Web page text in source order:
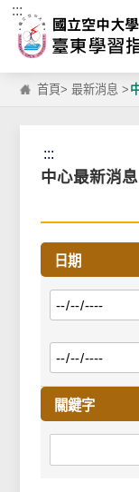
跳到主要內容區塊
:::
首頁>最新消息 >
:::
中心最新消息
日期
關鍵字